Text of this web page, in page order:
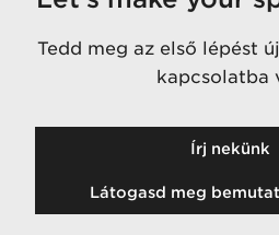
Tedd meg az első lépést
kapcsolatba
Írj nekünk
Látogasd meg